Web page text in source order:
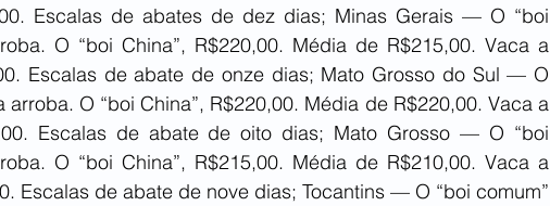
Escalas de abates de dez dias; Minas Gerais — O “boi
O “boi China”, R$220,00. Média de R$215,00. Vaca a
Escalas de abate de onze dias; Mato Grosso do Sul — O
arroba. O “boi China”, R$220,00. Média de R$220,00. Vaca a
Escalas de abate de oito dias; Mato Grosso — O “boi
O “boi China”, R$215,00. Média de R$210,00. Vaca a
Escalas de abate de nove dias; Tocantins — O “boi comum”